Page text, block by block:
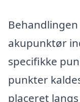
akupunktør
specifikke
punkter
placeret